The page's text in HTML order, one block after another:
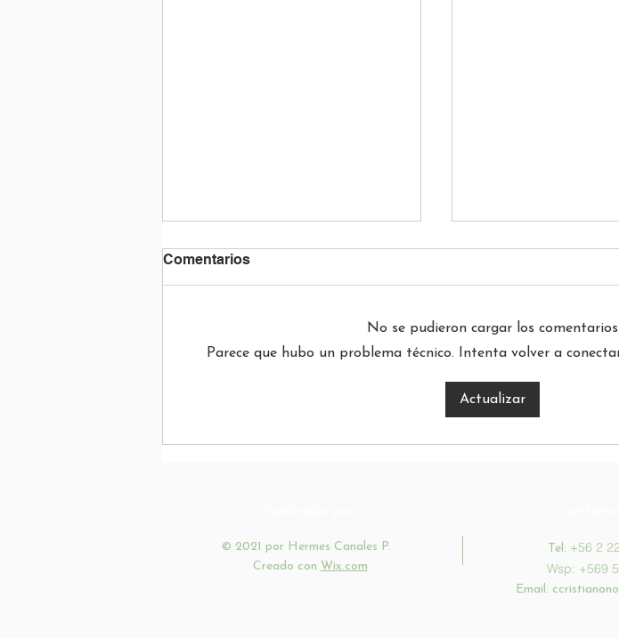
3° Reunión de
apoderados
Comentarios
No se pudieron cargar los comentarios
Parece que hubo un problema técnico. Intenta volver a
Actualizar
© 2021 por Hermes Canales P.
Creado con Wix.com
Tel: +56 2
Wsp: +569
Email: